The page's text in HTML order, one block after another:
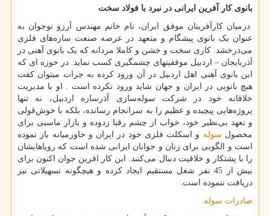
بانوی کار آفرین ایرانی در نبرد با فولاد سخت
درمیان کارآفرینان موفق ایران، نام خانم مهندس آرزو نوجوان به
عنوان یک بانوی پیشگام و متعهد در عرصه صنعت سازه‌های فلزی
می‌درخشد. کاری سخت و خشن و کاملا مردانه که یک بانوی آهنی در
آذربایجان – اردبیل موفقیتهای چشمگیری کسب نماید. در حوزه ای که
این بانوی آهنی اهل اردبیل در آن ورود کرده به جرات میتوان کفت
هیچ بانویی در ایران و جهان شاید ورود نکرده است . او با مدیریت
خلاقانه خود در شرکت سوله‌سازی آذرسازه اردبیل، نه تنها
پروژه‌هایی پیچیده و عظیم را به سرانجام رسانده، بلکه با خوش‌قولی
و تعهد بی‌نظیر خود، خواب از چشم رقبا زدوده و بازار ماسبی برای
محصول سوله و اسکلت فلزی خود در ایران و خاورمیانه باز نموده
است و الگویی برای زنان و جوانان ایرانی شده است که رویاهایشان
را با پشتکار و خلاقیت دنبال می‌کنند. این کار افرین جوان اکنون برای
بیش از 45 نفر شغل مستقیم ایجاد کرده و هیچگونه تسهیلاتی نیز
دریافت ننموده است.
صادرات سوله